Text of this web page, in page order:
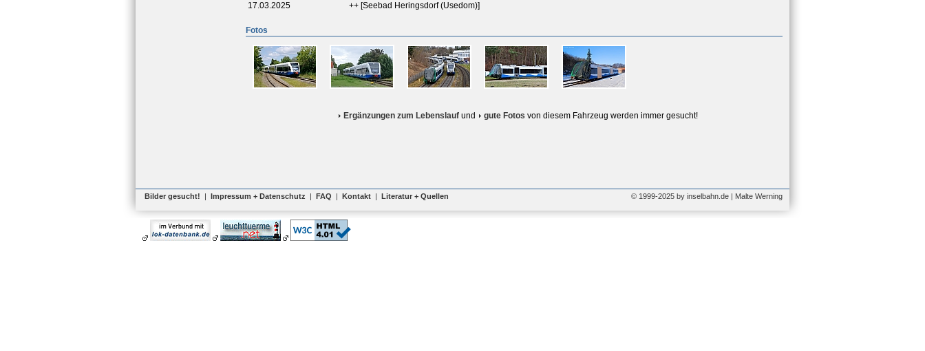
17.03.2025
++ [Seebad Heringsdorf (Usedom)]
Fotos
Ergänzungen zum Lebenslauf und gute Fotos von diesem Fahrzeug werden immer gesucht!
Bilder gesucht! | Impressum + Datenschutz | FAQ | Kontakt | Literatur + Quellen © 1999-2025 by inselbahn.de | Malte Werning